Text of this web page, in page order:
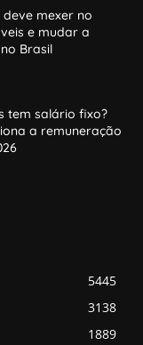
mexer no
e mudar a
Brasil
tem salário fixo?
a remuneração
5445
3138
1889